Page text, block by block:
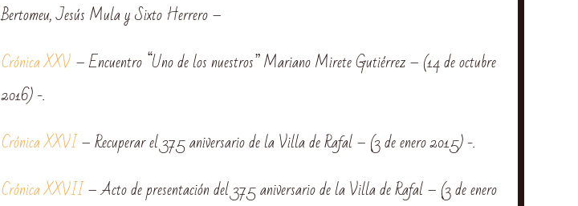
Bertomeu, Jesús Mula y Sixto Herrero –
Crónica XXV– Encuentro “Uno de los nuestros” Mariano Mirete Gutiérrez – (14 de octubre
2016) -.
Crónica XXVI– Recuperar el 375 aniversario de la Villa de Rafal – (3 de enero 2015) -.
Crónica XXVII– Acto de presentación del 375 aniversario de la Villa de Rafal – (3 de enero